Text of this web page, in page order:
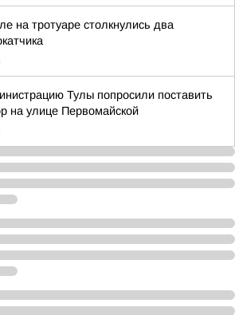
на тротуаре столкнулись два
Тулы попросили поставить
на улице Первомайской